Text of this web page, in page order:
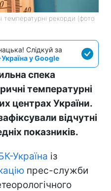
температурні рекорди (фото
Слідкуй за
у Google
спека
температурні
центрах України.
відчутні
показників.
Україна із
прес-служби